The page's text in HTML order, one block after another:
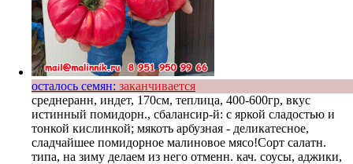
осталось семян: заканчивается
среднеранн, индет, 170см, теплица, 400-600гр, вкус
истинный помидорн., сбалансир-й: с яркой сладостью и
тонкой кислинкой; мякоть арбузная - деликатесное,
сладчайшее помидорное малиновое мясо!Сорт салатн.
типа, на зиму делаем из него отменн. кач. соусы, аджики,